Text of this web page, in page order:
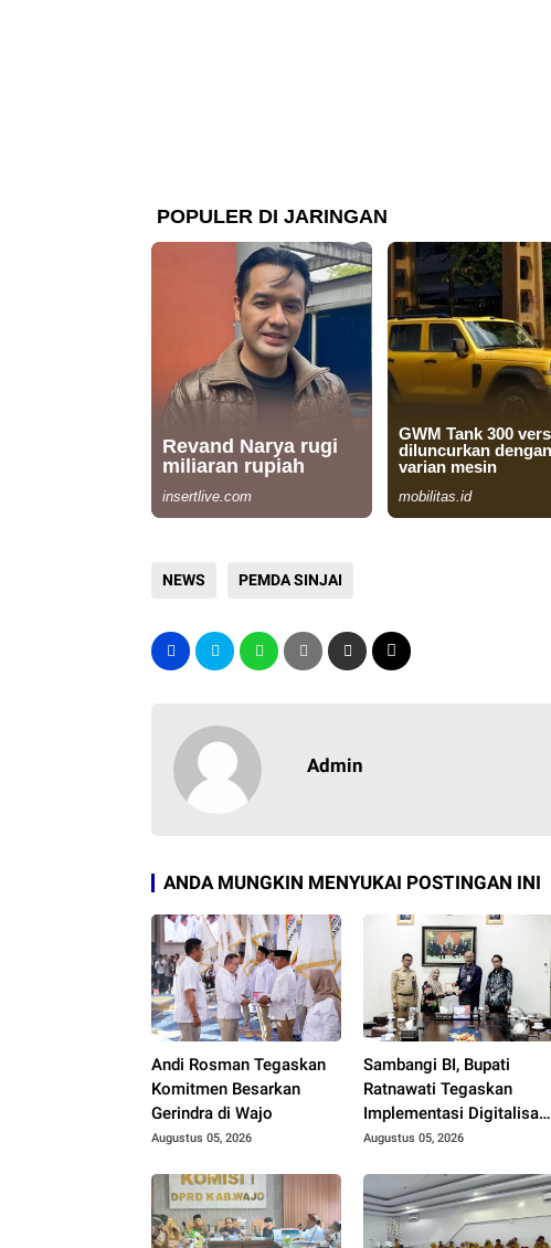
NEWS PEMDA SINJAI
Admin
ANDA MUNGKIN MENYUKAI POSTINGAN INI
Andi Rosman Tegaskan
Komitmen Besarkan
Gerindra di Wajo
Augustus 05, 2026
Sambangi BI, Bupati
Ratnawati Tegaskan
Implementasi Digitalisasi
Daerah
Augustus 05, 2026